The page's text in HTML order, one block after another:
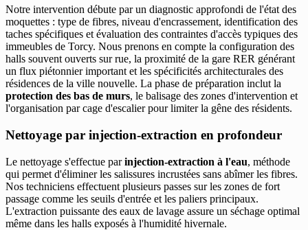
Notre intervention débute par un diagnostic approfondi de l'état des
moquettes : type de fibres, niveau d'encrassement, identification des
taches spécifiques et évaluation des contraintes d'accès typiques des
immeubles de Torcy. Nous prenons en compte la configuration des
halls souvent ouverts sur rue, la proximité de la gare RER générant
un flux piétonnier important et les spécificités architecturales des
résidences de la ville nouvelle. La phase de préparation inclut la
protection des bas de murs, le balisage des zones d'intervention et
l'organisation par cage d'escalier pour limiter la gêne des résidents.
Nettoyage par injection-extraction en profondeur
Le nettoyage s'effectue parinjection-extraction à l'eau, méthode
qui permet d'éliminer les salissures incrustées sans abîmer les fibres.
Nos techniciens effectuent plusieurs passes sur les zones de fort
passage comme les seuils d'entrée et les paliers principaux.
L'extraction puissante des eaux de lavage assure un séchage optimal
même dans les halls exposés à l'humidité hivernale.